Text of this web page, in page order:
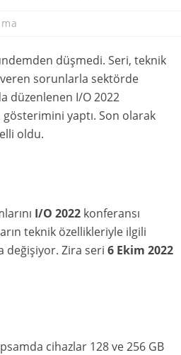
düşmedi. Seri, teknik
veren sorunlarla sektörde
düzenlenen I/O 2022
yaptı. Son olarak
oldu.
I/O 2022 konferansı
teknik özellikleriyle ilgili
değişiyor. Zira seri 6 Ekim 2022
cihazlar 128 ve 256 GB